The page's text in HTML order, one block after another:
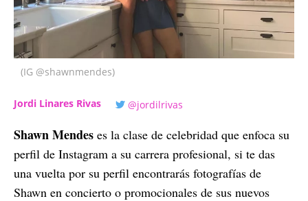
(IG @shawnmendes)
Jordi Linares Rivas @jordilrivas
Shawn Mendes es la clase de celebridad que enfoca su
perfil de Instagram a su carrera profesional, si te das
una vuelta por su perfil encontrarás fotografías de
Shawn en concierto o promocionales de sus nuevos